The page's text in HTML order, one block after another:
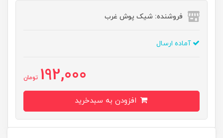
فروشنده: شیک پوش غرب
آماده ارسال
192,000 تومان